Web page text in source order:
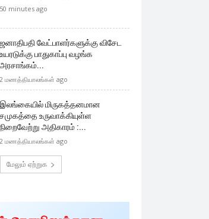
50 minutes ago
ஜனாதிபதி வேட்பாளர்களுக்கு விசேட
உயரடுக்கு பாதுகாப்பு வழங்க
அரசாங்கம்...
2 மணத்தியாலங்கள் ago
இலங்கையில் மிருகத்தனமான
சமுகத்தை உருவாக்கியுள்ள
நிறைவேற்று அதிகாரம் :...
2 மணத்தியாலங்கள் ago
மேலும் ஏற்றுக